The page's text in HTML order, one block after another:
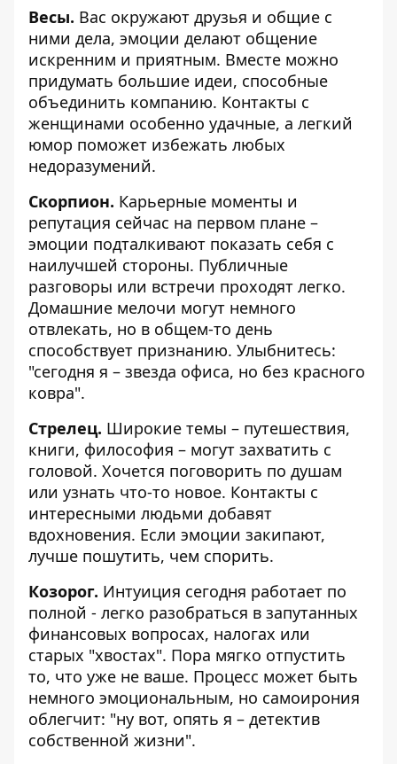
Весы. Вас окружают друзья и общие с
ними дела, эмоции делают общение
искренним и приятным. Вместе можно
придумать большие идеи, способные
объединить компанию. Контакты с
женщинами особенно удачные, а легкий
юмор поможет избежать любых
недоразумений.
Скорпион. Карьерные моменты и
репутация сейчас на первом плане –
эмоции подталкивают показать себя с
наилучшей стороны. Публичные
разговоры или встречи проходят легко.
Домашние мелочи могут немного
отвлекать, но в общем-то день
способствует признанию. Улыбнитесь:
"сегодня я – звезда офиса, но без красного
ковра".
Стрелец. Широкие темы – путешествия,
книги, философия – могут захватить с
головой. Хочется поговорить по душам
или узнать что-то новое. Контакты с
интересными людьми добавят
вдохновения. Если эмоции закипают,
лучше пошутить, чем спорить.
Козорог. Интуиция сегодня работает по
полной - легко разобраться в запутанных
финансовых вопросах, налогах или
старых "хвостах". Пора мягко отпустить
то, что уже не ваше. Процесс может быть
немного эмоциональным, но самоирония
облегчит: "ну вот, опять я – детектив
собственной жизни".